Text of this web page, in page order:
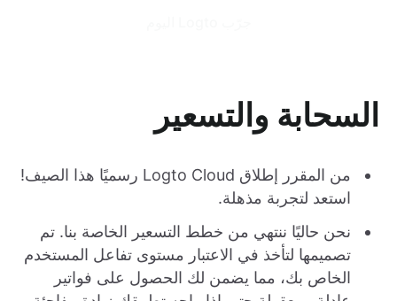
السحابة والتسعير
من المقرر إطلاق Logto Cloud رسميًا هذا الصيف!
استعد لتجربة مذهلة.
نحن حاليًا ننتهي من خطط التسعير الخاصة بنا. تم
تصميمها لتأخذ في الاعتبار مستوى تفاعل المستخدم
الخاص بك، مما يضمن لك الحصول على فواتير